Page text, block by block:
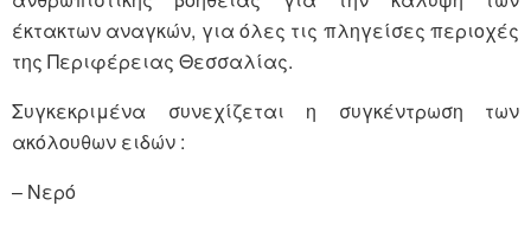
έκτακτων αναγκών, για όλες τις πληγείσες περιοχές
της Περιφέρειας Θεσσαλίας.
Συγκεκριμένα συνεχίζεται η συγκέντρωση των
ακόλουθων ειδών :
– Νερό